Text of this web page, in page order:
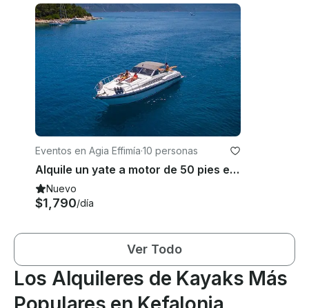
Eventos en Agia Effimía·10 personas
Alquile un yate a motor de 50 pies en Cefallonia, Grecia
Nuevo
$1,790/día
Ver Todo
Los Alquileres de Kayaks Más